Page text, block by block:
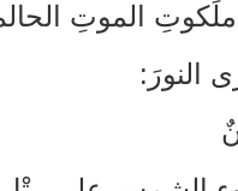
الحالمِ